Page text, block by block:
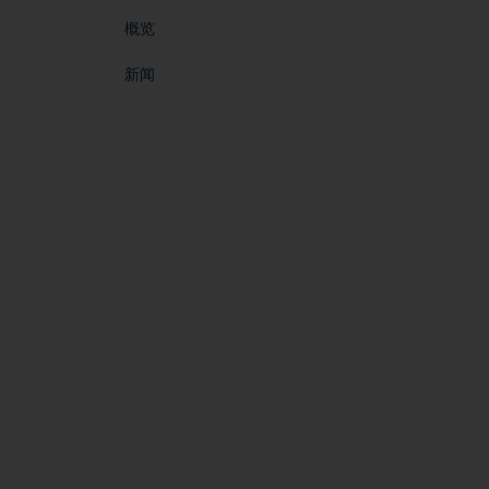
概览
新闻